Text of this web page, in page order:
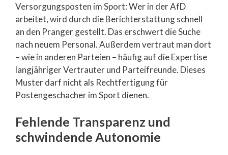
Versorgungsposten im Sport: Wer in der AfD
arbeitet, wird durch die Berichterstattung schnell
an den Pranger gestellt. Das erschwert die Suche
nach neuem Personal. Außerdem vertraut man dort
– wie in anderen Parteien – häufig auf die Expertise
langjähriger Vertrauter und Parteifreunde. Dieses
Muster darf nicht als Rechtfertigung für
Postengeschacher im Sport dienen.
Fehlende Transparenz und
schwindende Autonomie